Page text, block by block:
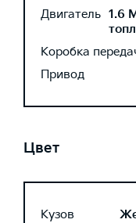
Двигатель 1.6
Коробка
Привод
Цвет
Кузов